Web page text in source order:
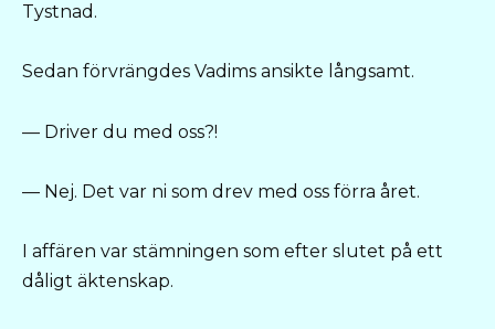
Tystnad.
Sedan förvrängdes Vadims ansikte långsamt.
— Driver du med oss?!
— Nej. Det var ni som drev med oss förra året.
I affären var stämningen som efter slutet på ett
dåligt äktenskap.